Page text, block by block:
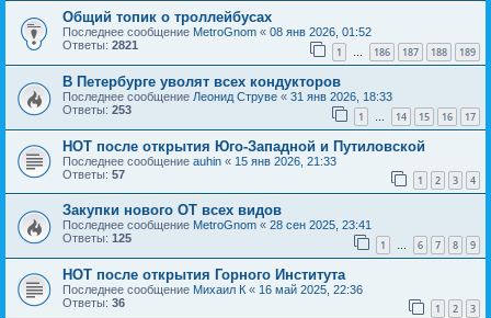
Общий топик о троллейбусах
Последнее сообщение MetroGnom « 08 янв 2026, 01:52
Ответы: 2821 1 … 186 187 188 189
В Петербурге уволят всех кондукторов
Последнее сообщение Леонид Струве « 31 янв 2026, 18:33
Ответы: 253 1 … 14 15 16 17
НОТ после открытия Юго-Западной и Путиловской
Последнее сообщение auhin « 15 янв 2026, 21:33
Ответы: 57 1 2 3 4
Закупки нового ОТ всех видов
Последнее сообщение MetroGnom « 28 сен 2025, 23:41
Ответы: 125 1 … 6 7 8 9
НОТ после открытия Горного Института
Последнее сообщение Михаил К « 16 май 2025, 22:36
Ответы: 36 1 2 3